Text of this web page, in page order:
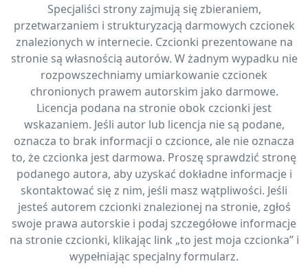
Specjaliści strony zajmują się zbieraniem,
przetwarzaniem i strukturyzacją darmowych czcionek
znalezionych w internecie. Czcionki prezentowane na
stronie są własnością autorów. W żadnym wypadku nie
rozpowszechniamy umiarkowanie czcionek
chronionych prawem autorskim jako darmowe.
Licencja podana na stronie obok czcionki jest
wskazaniem. Jeśli autor lub licencja nie są podane,
oznacza to brak informacji o czcionce, ale nie oznacza
to, że czcionka jest darmowa. Proszę sprawdzić stronę
podanego autora, aby uzyskać dokładne informacje i
skontaktować się z nim, jeśli masz wątpliwości. Jeśli
jesteś autorem czcionki znalezionej na stronie, zgłoś
swoje prawa autorskie i podaj szczegółowe informacje
na stronie czcionki, klikając link „to jest moja czcionka” i
wypełniając specjalny formularz.